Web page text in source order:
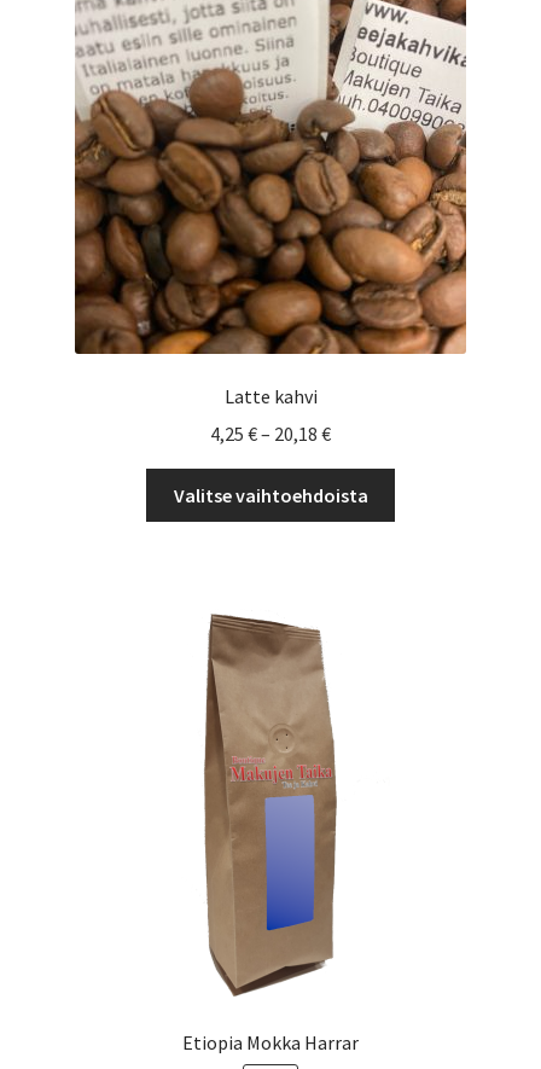
tehdä
valinnat
tuotteen
sivulla.
Latte kahvi
4,25 €– 20,18 €Hintaluokka:
-
20,18 €
Valitse vaihtoehdoista
Etiopia Mokka Harrar